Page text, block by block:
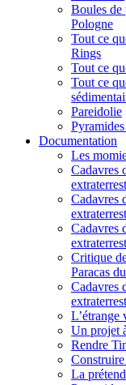
Boules de
Pologne
Tout ce
Rings
Tout ce
Tout ce
Pareidolie
Documentation
Les
Cadavres
Cadavres
Cadavres
Critique
Paracas
Cadavres
L’étrange
Un projet
Rendre
La